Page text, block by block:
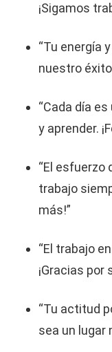
¡Sigamos
“Tu energía
nuestro
“Cada día
y aprender.
“El esfuerzo
trabajo
más!”
“El trabajo
¡Gracias por
“Tu actitud
sea un lugar